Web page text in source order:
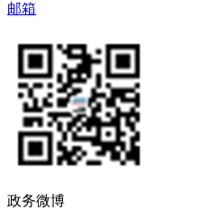
邮箱
政务微博